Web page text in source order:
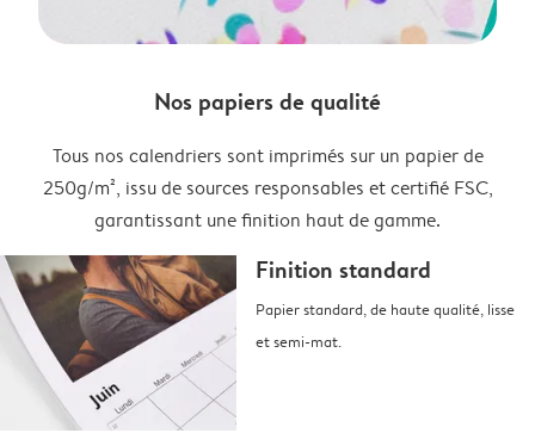
Nos papiers de qualité
Tous nos calendriers sont imprimés sur un papier de
250g/m², issu de sources responsables et certifié FSC,
garantissant une finition haut de gamme.
Finition standard
Papier standard, de haute qualité, lisse
et semi-mat.